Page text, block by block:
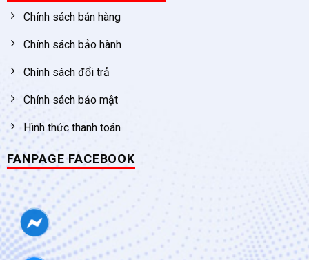
Chính sách bán hàng
Chính sách bảo hành
Chính sách đổi trả
Chính sách bảo mật
Hình thức thanh toán
FANPAGE FACEBOOK